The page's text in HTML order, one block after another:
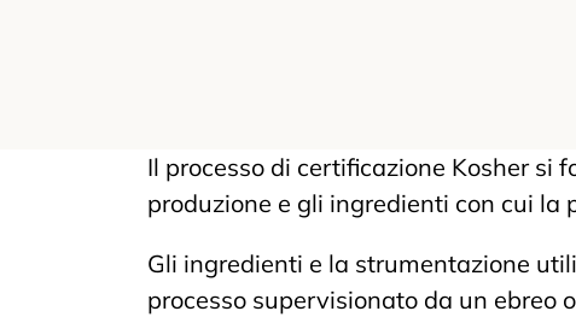
Il processo di certificazione Kosher si
produzione e gli ingredienti con cui la
Gli ingredienti e la strumentazione
processo supervisionato da un ebreo